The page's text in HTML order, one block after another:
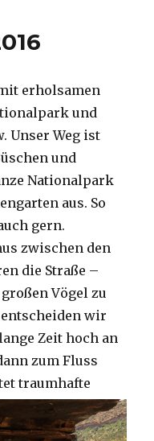
erholsamen
und
Unser Weg ist
und
Nationalpark
aus. So
gern.
zwischen den
die Straße –
Vögel zu
wir
Zeit hoch an
zum Fluss
traumhafte